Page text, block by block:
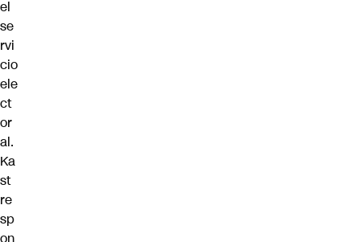
el
se
rvi
cio
ele
ct
or
al.
Ka
st
re
sp
on